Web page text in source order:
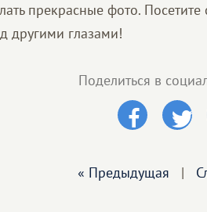
прекрасные фото.
другими глазами!
Поделиться в
« Предыдущая |